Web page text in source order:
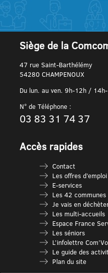
Siège de la
47 rue Saint-Barthélémy
54280 CHAMPENOUX
Du lun. au ven. 9h-12h /
N° de Téléphone :
03 83 31 74 37
Accès rapides
Contact
Les offres d’emploi
E-services
Les 42 communes
Je vais en
Les multi-accueils
Espace France
Les séniors
L’infolettre
Le guide des
Plan du site